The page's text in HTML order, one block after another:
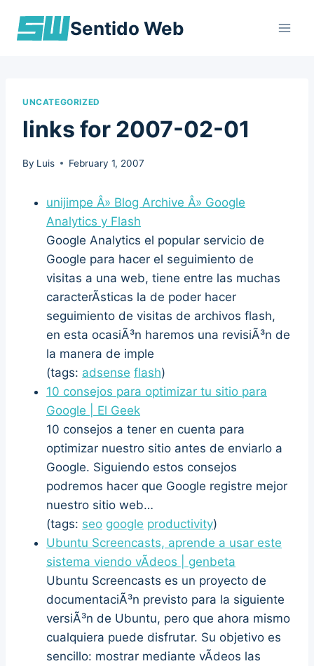
Sentido Web
UNCATEGORIZED
links for 2007-02-01
By Luis February 1, 2007
unijimpe Â» Blog Archive Â» Google
Analytics y Flash
Google Analytics el popular servicio de
Google para hacer el seguimiento de
visitas a una web, tiene entre las muchas
caracterÃ­sticas la de poder hacer
seguimiento de visitas de archivos flash,
en esta ocasiÃ³n haremos una revisiÃ³n de
la manera de imple
(tags: adsense flash)
10 consejos para optimizar tu sitio para
Google | El Geek
10 consejos a tener en cuenta para
optimizar nuestro sitio antes de enviarlo a
Google. Siguiendo estos consejos
podremos hacer que Google registre mejor
nuestro sitio web…
(tags: seo google productivity)
Ubuntu Screencasts, aprende a usar este
sistema viendo vÃ­deos | genbeta
Ubuntu Screencasts es un proyecto de
documentaciÃ³n previsto para la siguiente
versiÃ³n de Ubuntu, pero que ahora mismo
cualquiera puede disfrutar. Su objetivo es
sencillo: mostrar mediante vÃ­deos las